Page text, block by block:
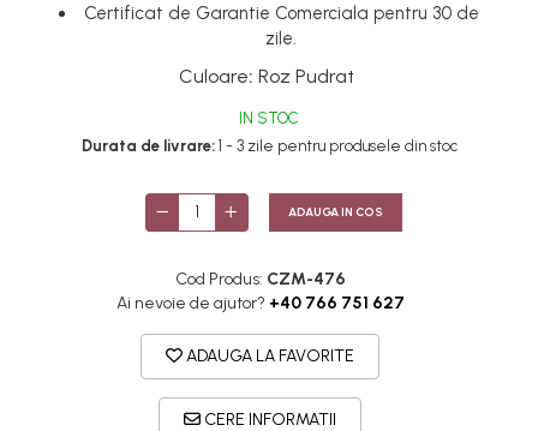
Certificat de Garantie Comerciala pentru 30 de
zile.
Culoare: Roz Pudrat
IN STOC
Durata de livrare:1 - 3 zile pentru produsele din stoc
ADAUGA IN COS
Cod Produs: CZM-476
Ai nevoie de ajutor? +40 766 751 627
ADAUGA LA FAVORITE
CERE INFORMATII